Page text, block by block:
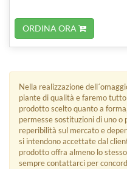
ORDINA ORA
Nella realizzazione
piante di qualità e faremo
prodotto scelto quanto a
permesse sostituzioni di uno
reperibilità sul mercato e
si intendono accettate dal
prodotto offra almeno lo
sempre contattarci per